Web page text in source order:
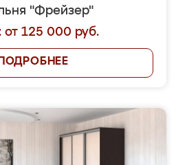
"Фрейзер"
от 125 000 руб.
ПОДРОБНЕЕ